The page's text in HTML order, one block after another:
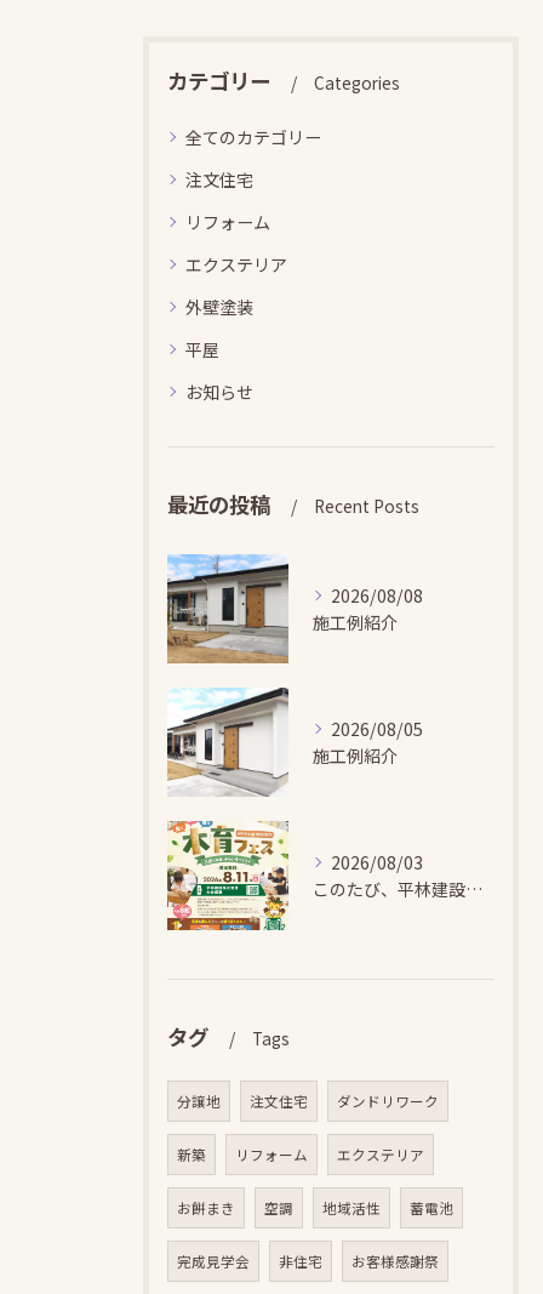
カテゴリー Categories
全てのカテゴリー
注文住宅
リフォーム
エクステリア
外壁塗装
平屋
お知らせ
最近の投稿 Recent Posts
2026/08/08
施工例紹介
2026/08/05
施工例紹介
2026/08/03
このたび、平林建設では、お子さまが木とふれあい・木について学...
タグ Tags
分譲地 注文住宅 ダンドリワーク
新築 リフォーム エクステリア
お餅まき 空調 地域活性 蓄電池
完成見学会 非住宅 お客様感謝祭